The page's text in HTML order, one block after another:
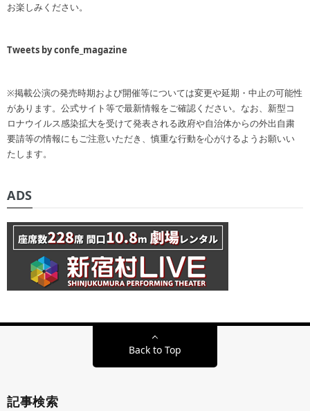
お楽しみください。
Tweets by confe_magazine
※掲載公演の発売時期および開催等については変更や延期・中止の可能性
があります。公式サイト等で最新情報をご確認ください。なお、新型コ
ロナウイルス感染拡大を受けて発表される政府や自治体からの外出自粛
要請等の情報にもご注意いただき、慎重な行動を心がけるようお願いい
たします。
ADS
Back to Top
記事検索